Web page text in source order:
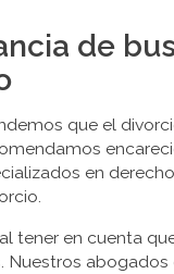
de
que el
en
tener en cuenta
Nuestros